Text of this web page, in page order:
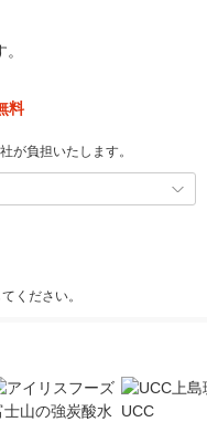
料
が負担いたします。
ください。